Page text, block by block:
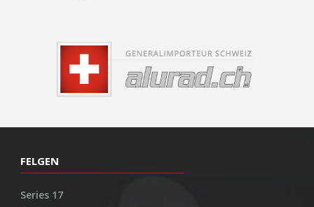
FELGEN
Series 17